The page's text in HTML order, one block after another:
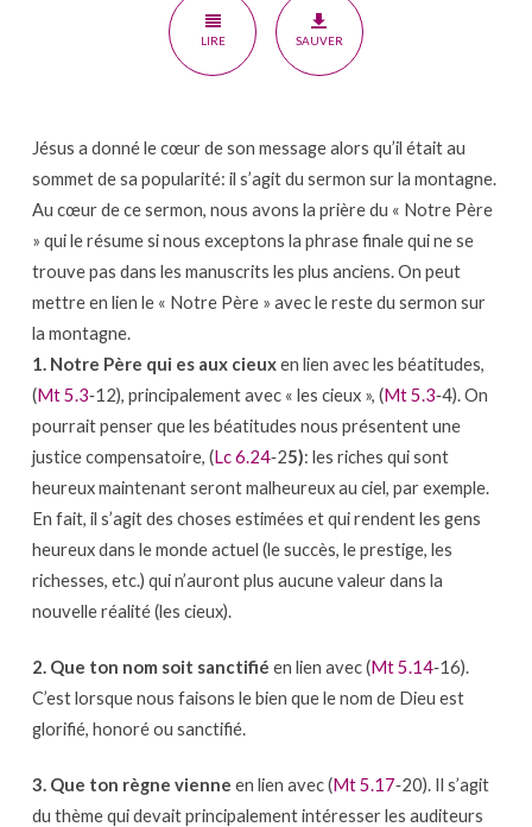
LIRE SAUVER
Jésus a donné le cœur de son message alors qu’il était au
sommet de sa popularité: il s’agit du sermon sur la montagne.
Au cœur de ce sermon, nous avons la prière du « Notre Père
» qui le résume si nous exceptons la phrase finale qui ne se
trouve pas dans les manuscrits les plus anciens. On peut
mettre en lien le « Notre Père » avec le reste du sermon sur
la montagne.
1. Notre Père qui es aux cieuxen lien avec les béatitudes,
(Mt 5.3‐12), principalement avec « les cieux », (Mt 5.3‐4). On
pourrait penser que les béatitudes nous présentent une
justice compensatoire, (Lc 6.24‐25): les riches qui sont
heureux maintenant seront malheureux au ciel, par exemple.
En fait, il s’agit des choses estimées et qui rendent les gens
heureux dans le monde actuel (le succès, le prestige, les
richesses, etc.) qui n’auront plus aucune valeur dans la
nouvelle réalité (les cieux).
2. Que ton nom soit sanctifié en lien avec (Mt 5.14‐16).
C’est lorsque nous faisons le bien que le nom de Dieu est
glorifié, honoré ou sanctifié.
3. Que ton règne vienne en lien avec (Mt 5.17‐20). Il s’agit
du thème qui devait principalement intéresser les auditeurs